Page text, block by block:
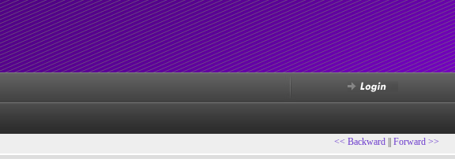
<< Backward Forward >>